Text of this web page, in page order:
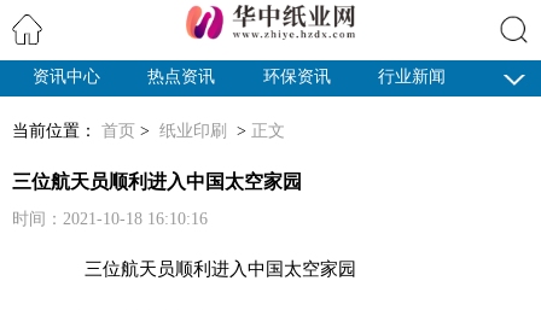
搜索
资讯中心 热点资讯 环保资讯
行业新闻
当前位置： 首页 > 纸业印刷 > 正文
三位航天员顺利进入中国太空家园
时间：2021-10-18 16:10:16
三位航天员顺利进入中国太空家园